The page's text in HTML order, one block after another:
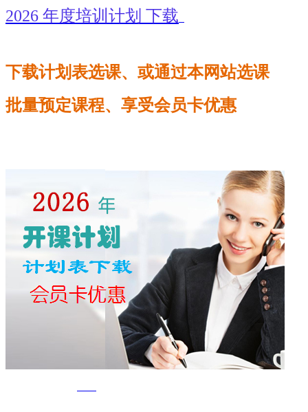
2026 年度培训计划 下载
下载计划表选课、 或通过本网站选课
批量预定课程、享受会员卡优惠